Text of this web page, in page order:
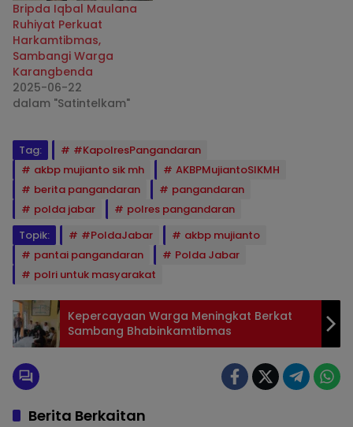
Bripda Iqbal Maulana
Ruhiyat Perkuat
Harkamtibmas,
Sambangi Warga
Karangbenda
2025-06-22
dalam "Satintelkam"
Tag:
#KapolresPangandaran
akbp mujianto sik mh
AKBPMujiantoSIKMH
berita pangandaran
pangandaran
polda jabar
polres pangandaran
Topik:
#PoldaJabar
akbp mujianto
pantai pangandaran
Polda Jabar
polri untuk masyarakat
Kepercayaan Warga Meningkat Berkat
Sambang Bhabinkamtibmas
Berita Berkaitan